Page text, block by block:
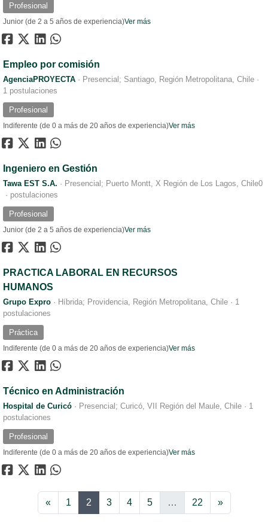
Profesional
Junior (de 2 a 5 años de experiencia)Ver más
Empleo por comisión
AgenciaPROYECTA · Presencial; Santiago, Región Metropolitana, Chile ·
1 postulaciones
Profesional
Indiferente (de 0 a más de 20 años de experiencia)Ver más
Ingeniero en Gestión
Tawa EST S.A. · Presencial; Puerto Montt, X Región de Los Lagos, Chile
·
0
postulaciones
Profesional
Junior (de 2 a 5 años de experiencia)Ver más
PRACTICA LABORAL EN RECURSOS
HUMANOS
Grupo Expro · Híbrida; Providencia, Región Metropolitana, Chile · 1
postulaciones
Práctica
Indiferente (de 0 a más de 20 años de experiencia)Ver más
Técnico en Administración
Hospital de Curicó · Presencial; Curicó, VII Región del Maule, Chile · 1
postulaciones
Profesional
Indiferente (de 0 a más de 20 años de experiencia)Ver más
«Anterior
1 2 3 4 5 … 22 »Siguiente